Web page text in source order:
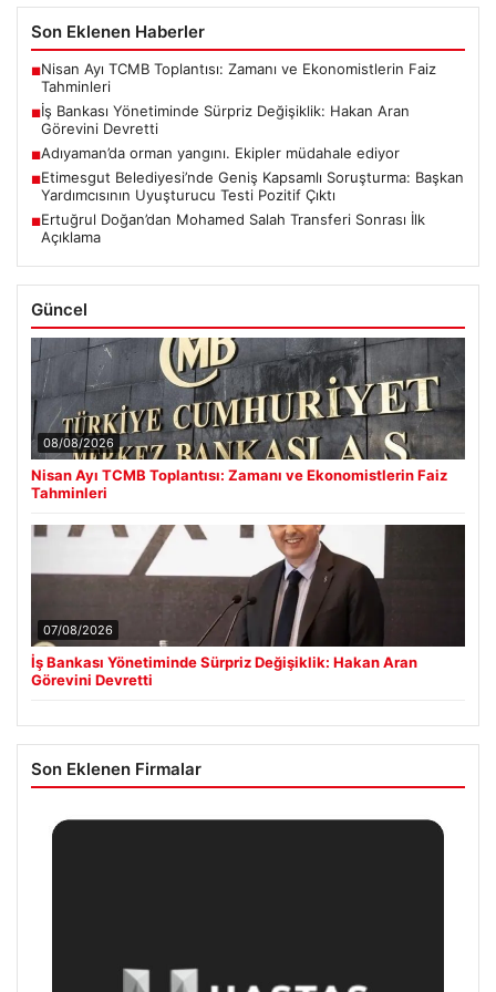
Son Eklenen Haberler
■Nisan Ayı TCMB Toplantısı: Zamanı ve Ekonomistlerin Faiz
Tahminleri
■İş Bankası Yönetiminde Sürpriz Değişiklik: Hakan Aran
Görevini Devretti
■Adıyaman’da orman yangını. Ekipler müdahale ediyor
■Etimesgut Belediyesi’nde Geniş Kapsamlı Soruşturma: Başkan
Yardımcısının Uyuşturucu Testi Pozitif Çıktı
■Ertuğrul Doğan’dan Mohamed Salah Transferi Sonrası İlk
Açıklama
Güncel
08/08/2026
Nisan Ayı TCMB Toplantısı: Zamanı ve Ekonomistlerin Faiz
Tahminleri
07/08/2026
İş Bankası Yönetiminde Sürpriz Değişiklik: Hakan Aran
Görevini Devretti
Son Eklenen Firmalar